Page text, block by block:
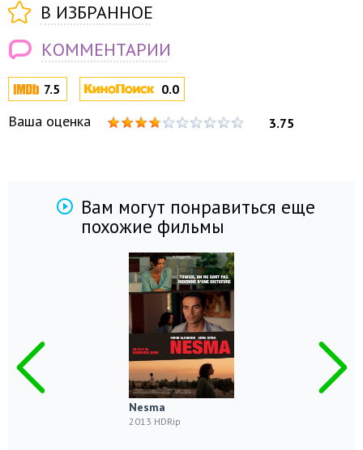
7.5 0.0
Ваша оценка 3.75
В ИЗБРАННОЕ
КОММЕНТАРИИ
Вам могут понравиться еще
похожие фильмы
Nesma
2013 HDRip